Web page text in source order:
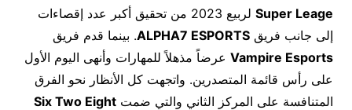
Super Leage
لربيع 2023 من تحقيق أكبر عدد إقصاءات
إلى جانب فريق ALPHA7 ESPORTS. بينما قدم فريق
Vampire Esportsعرضاً مذهلاً للمهارات وأنهى اليوم الأول
على رأس قائمة المتصدرين. واتجهت كل الأنظار نحو الفرق
المتنافسة على المركز الثاني والتي ضمت Six Two Eight